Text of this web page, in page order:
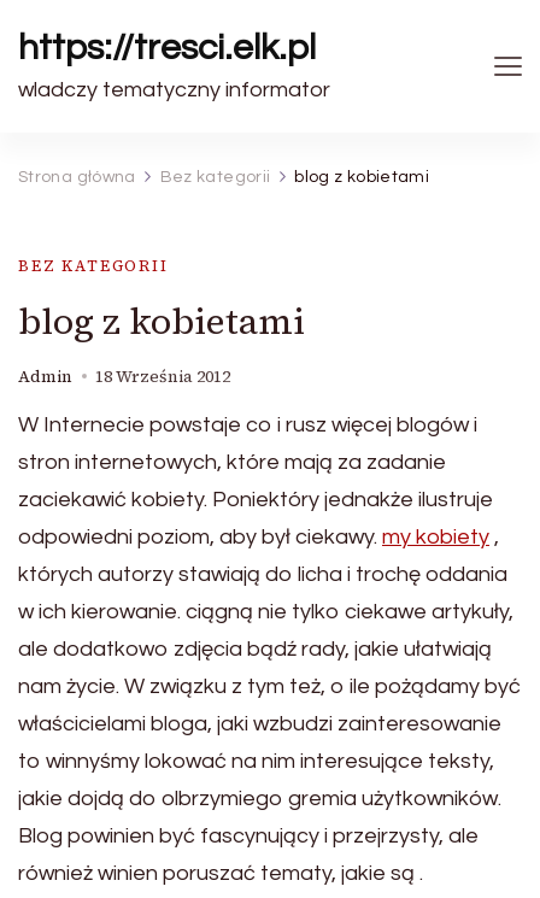
https://tresci.elk.pl
wladczy tematyczny informator
Strona główna Bez kategorii blog z kobietami
BEZ KATEGORII
blog z kobietami
Admin 18 Września 2012
W Internecie powstaje co i rusz więcej blogów i
stron internetowych, które mają za zadanie
zaciekawić kobiety. Poniektóry jednakże ilustruje
odpowiedni poziom, aby był ciekawy. my kobiety ,
których autorzy stawiają do licha i trochę oddania
w ich kierowanie. ciągną nie tylko ciekawe artykuły,
ale dodatkowo zdjęcia bądź rady, jakie ułatwiają
nam życie. W związku z tym też, o ile pożądamy być
właścicielami bloga, jaki wzbudzi zainteresowanie
to winnyśmy lokować na nim interesujące teksty,
jakie dojdą do olbrzymiego gremia użytkowników.
Blog powinien być fascynujący i przejrzysty, ale
również winien poruszać tematy, jakie są .